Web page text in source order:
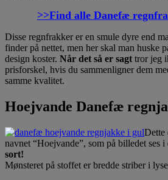
>>Find alle Danefæ
Disse regnfrakker er en smule dyre end
finder på nettet, men her skal man huske
design koster. Når det så er sagt tror jeg
prisforskel, hvis du sammenligner dem
samme kvalitet.
Hoejvande Danefæ
Dette
navnet “Hoejvande”, som på billedet ses i
sort!
Mønsteret på stoffet er bredde striber i